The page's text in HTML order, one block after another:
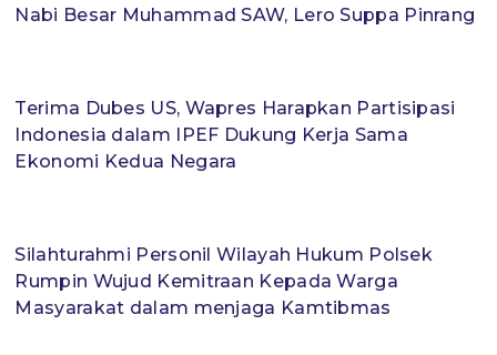
Nabi Besar Muhammad SAW, Lero Suppa Pinrang
Terima Dubes US, Wapres Harapkan Partisipasi
Indonesia dalam IPEF Dukung Kerja Sama
Ekonomi Kedua Negara
Silahturahmi Personil Wilayah Hukum Polsek
Rumpin Wujud Kemitraan Kepada Warga
Masyarakat dalam menjaga Kamtibmas